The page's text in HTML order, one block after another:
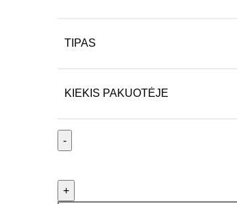
TIPAS
KIEKIS PAKUOTĖJE